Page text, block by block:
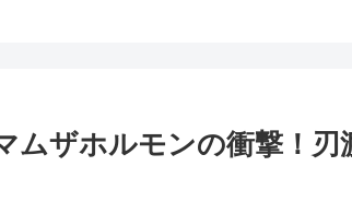
ムザホルモンの衝撃！刃